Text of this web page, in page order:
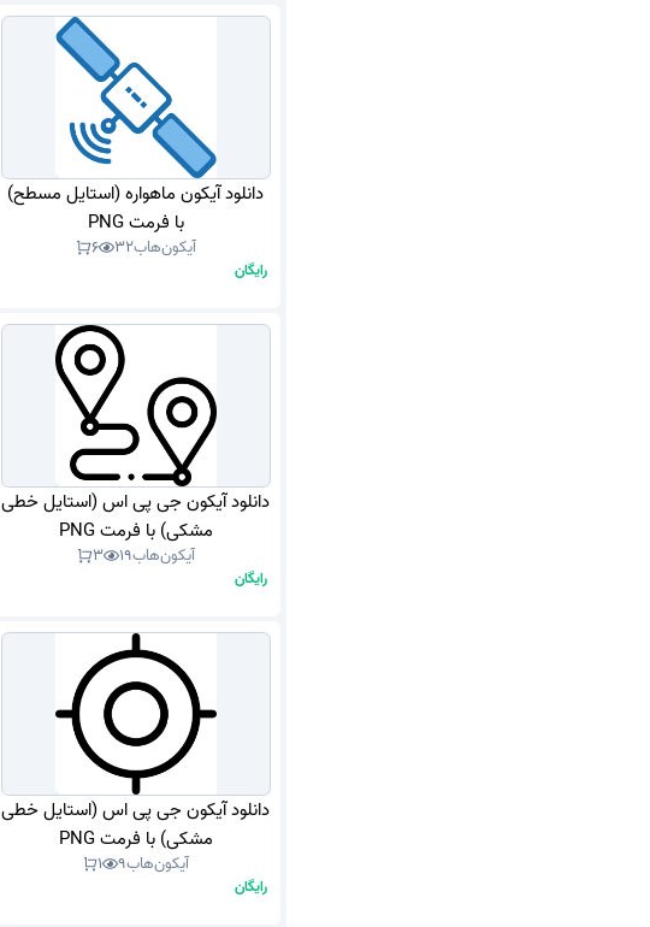
دانلود آیکون ماهواره (استایل مسطح)
با فرمت PNG
آیکون‌هاب32
6
رایگان
دانلود آیکون جی پی اس (استایل خطی
مشکی) با فرمت PNG
آیکون‌هاب19
3
رایگان
دانلود آیکون جی پی اس (استایل خطی
مشکی) با فرمت PNG
آیکون‌هاب9
1
رایگان